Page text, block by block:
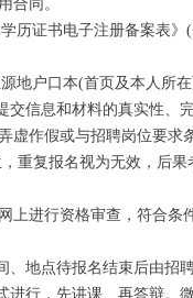
合同。
证书电子注册备案表》(
户口本(首页及本人所在
信息和材料的真实性、
虚作假或与招聘岗位要求
复报名视为无效，后果
进行资格审查，符合条件
地点待报名结束后由招聘
行，先讲课、再答辩。